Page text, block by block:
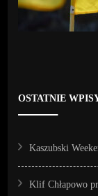
OSTATNIE
Kaszubski
Klif Chłapowo